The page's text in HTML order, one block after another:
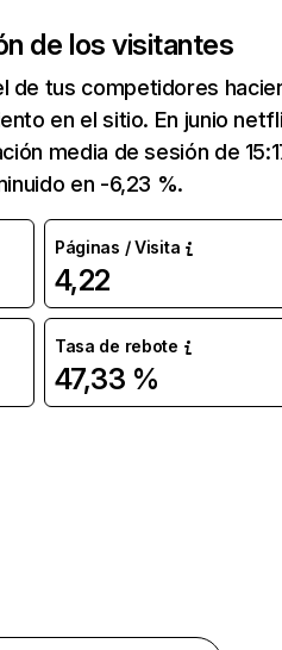
de los visitantes
de tus competidores
en el sitio. En junio
media de sesión de
en -6,23 %.
Páginas / Visita
4,22
Tasa de rebote
47,33 %